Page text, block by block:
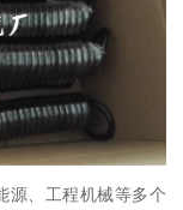
源、工程机械等多个